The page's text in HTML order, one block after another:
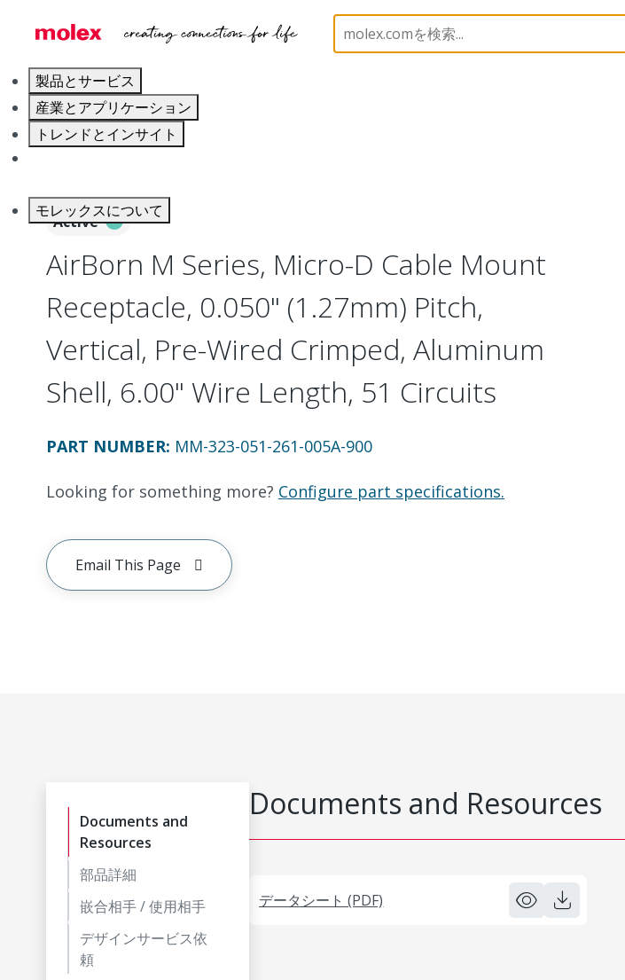
製品とサービス
産業とアプリケーション
トレンドとインサイト
モレックスについて
Micro-D, Metal, Cable Mount Receptacle
Active
AirBorn M Series, Micro-D Cable Mount
Receptacle, 0.050" (1.27mm) Pitch,
Vertical, Pre-Wired Crimped, Aluminum
Shell, 6.00" Wire Length, 51 Circuits
PART NUMBER: MM-323-051-261-005A-900
Looking for something more? Configure part specifications.
Email This Page
Documents and
Resources
部品詳細
嵌合相手 / 使用相手
デザインサービス依
頼
Documents and Resources
データシート (PDF)